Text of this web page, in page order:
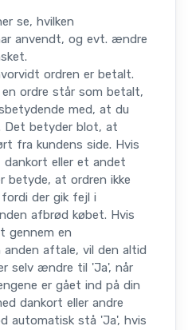
se, hvilken
anvendt, og evt. ændre
ordren er betalt.
ordre står som betalt,
med, at du
Det betyder blot, at
fra kundens side. Hvis
eller et andet
betyde, at ordren ikke
der gik fejl i
afbrød købet. Hvis
gennem en
aftale, vil den altid
selv ændre til 'Ja', når
er gået ind på din
dankort eller andre
automatisk stå 'Ja', hvis